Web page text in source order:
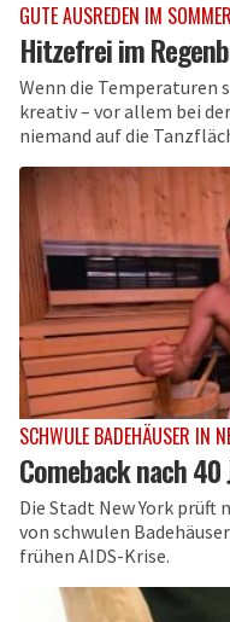
GUTE AUSREDEN IM SOMMER
Hitzefrei im
Wenn die Temperaturen
kreativ – vor allem bei
niemand auf die
SCHWULE BADEHÄUSER IN
Comeback nach
Die Stadt New York prüft
von schwulen
frühen AIDS-Krise.